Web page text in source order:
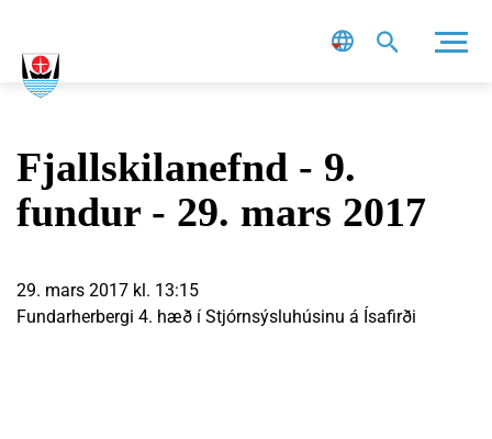
Fjallskilanefnd - 9.
fundur - 29. mars 2017
29. mars 2017 kl. 13:15
Fundarherbergi 4. hæð í Stjórnsýsluhúsinu á Ísafirði